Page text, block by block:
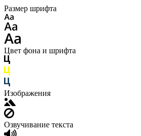
Размер шрифта
Цвет фона и шрифта
Изображения
Озвучивание текста